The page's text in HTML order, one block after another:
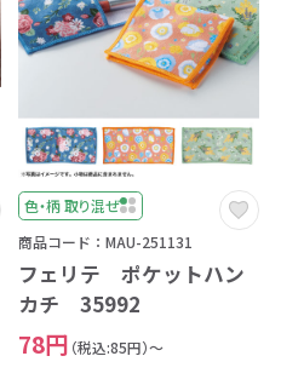
色・柄 取り混ぜ
商品コード：MAU-251131
フェリテ ポケットハン
カチ 35992
78円 （税込:85円）～